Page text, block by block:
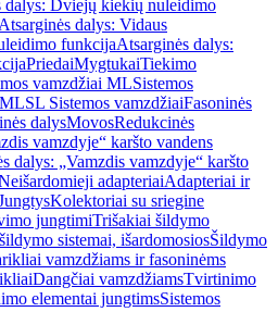
dalys: Dviejų kiekių nuleidimo
Atsarginės dalys: Vidaus
funkcijaAtsarginės dalys:
PriedaiMygtukaiTiekimo
vamzdžiai MLSistemos
SL Sistemos vamzdžiaiFasoninės
dalysMovosRedukcinės
vamzdyje“ karšto vandens
dalys: „Vamzdis vamzdyje“ karšto
adapteriaiAdapteriai ir
Kolektoriai su sriegine
jungtimiTrišakiai šildymo
sistemai, išardomosiosŠildymo
vamzdžiams ir fasoninėms
Dangčiai vamzdžiamsTvirtinimo
elementai jungtimsSistemos